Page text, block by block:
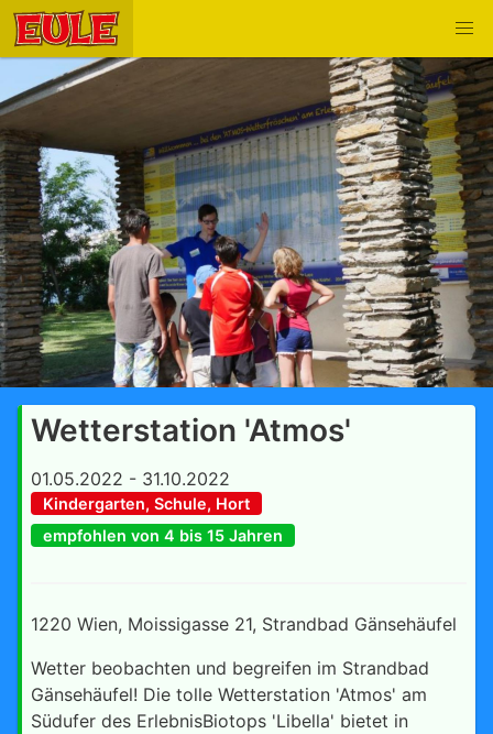
Wetterstation 'Atmos'
01.05.2022 - 31.10.2022
Kindergarten, Schule, Hort
empfohlen von 4 bis 15 Jahren
1220 Wien, Moissigasse 21, Strandbad Gänsehäufel
Wetter beobachten und begreifen im Strandbad
Gänsehäufel! Die tolle Wetterstation 'Atmos' am
Südufer des ErlebnisBiotops 'Libella' bietet in